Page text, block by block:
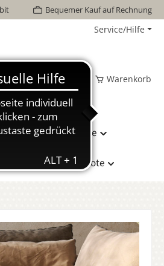
Bequemer Kauf auf Rechnung
Service/Hilfe
Mein Konto Warenkorb
Bettwäsche
Sonderangebote